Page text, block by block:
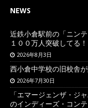
NEWS
近鉄小倉駅前の「ニン
１００万人突破してる
2026年8月3日
西小倉中学校の旧校舎
2026年7月30日
「エマージェンザ・ジ
のインディーズ・コン